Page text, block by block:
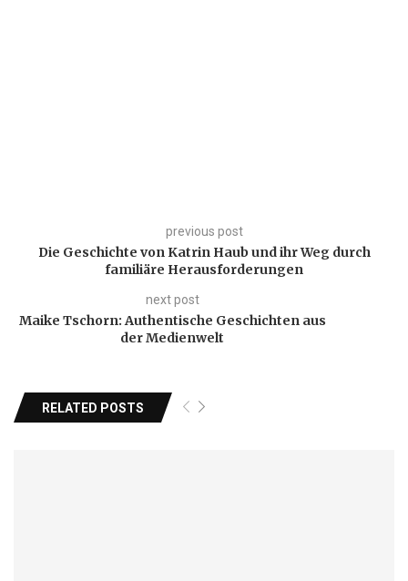
previous post
Die Geschichte von Katrin Haub und ihr Weg durch
familiäre Herausforderungen
next post
Maike Tschorn: Authentische Geschichten aus
der Medienwelt
RELATED POSTS